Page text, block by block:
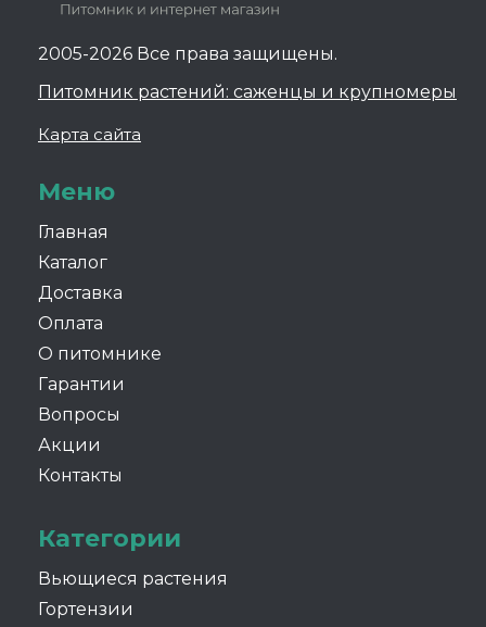
2005-2026 Все права защищены.
Питомник растений: саженцы и крупномеры
Карта сайта
Меню
Главная
Каталог
Доставка
Оплата
О питомнике
Гарантии
Вопросы
Акции
Контакты
Категории
Вьющиеся растения
Гортензии